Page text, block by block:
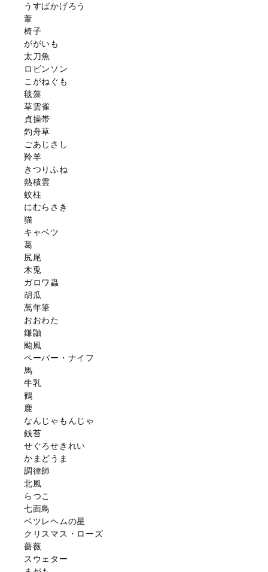
うすばかげろう
葦
椅子
ががいも
太刀魚
ロビンソン
こがねぐも
毯藻
草雲雀
貞操帯
釣舟草
ごあじさし
羚羊
きつりふね
熱積雲
蚊柱
にむらさき
猫
キャベツ
葛
尻尾
木兎
ガロワ蟲
胡瓜
萬年筆
おおわた
鎌鼬
颱風
ペーパー・ナイフ
馬
牛乳
鶴
鹿
なんじゃもんじゃ
銭苔
せぐろせきれい
かまどうま
調律師
北風
らつこ
七面鳥
ベツレヘムの星
クリスマス・ローズ
薔薇
スウェター